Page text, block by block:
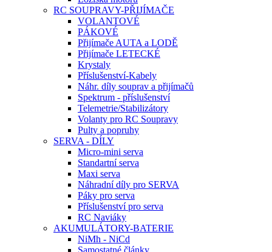
RC SOUPRAVY-PŘIJÍMAČE
VOLANTOVÉ
PÁKOVÉ
Přijímače AUTA a LODĚ
Přijímače LETECKÉ
Krystaly
Příslušenství-Kabely
Náhr. díly souprav a přijímačů
Spektrum - příslušenství
Telemetrie/Stabilizátory
Volanty pro RC Soupravy
Pulty a popruhy
SERVA - DÍLY
Micro-mini serva
Standartní serva
Maxi serva
Náhradní díly pro SERVA
Páky pro serva
Příslušenství pro serva
RC Naviáky
AKUMULÁTORY-BATERIE
NiMh - NiCd
Samostatné články